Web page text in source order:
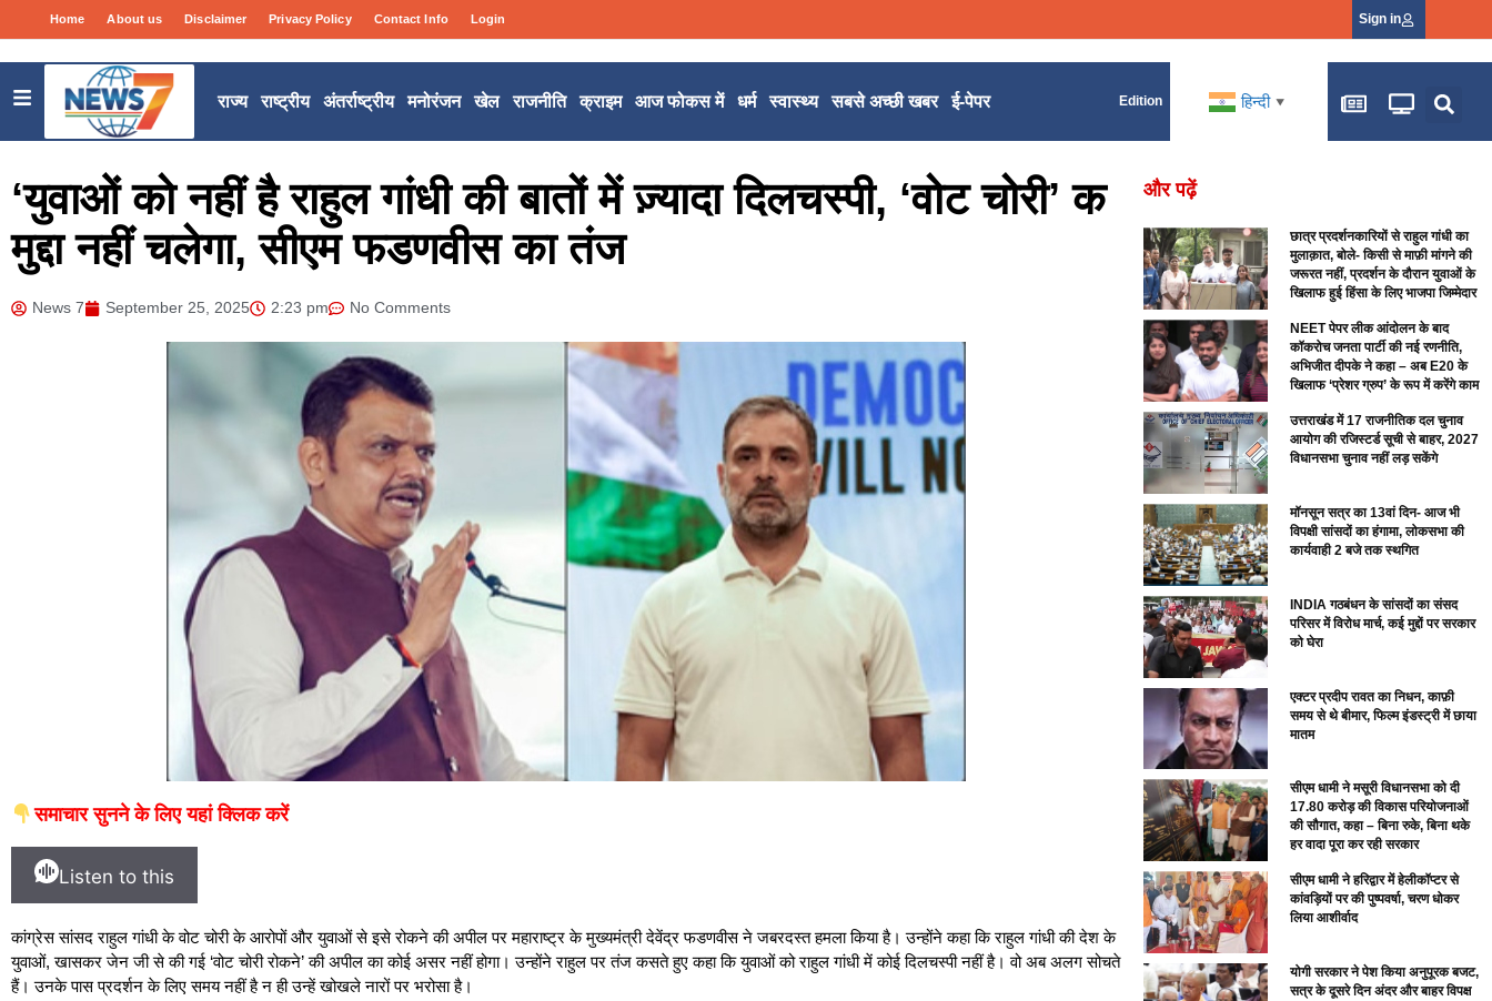
Home About us Disclaimer Privacy Policy Contact Info Login Sign in
राज्य राष्ट्रीय अंतर्राष्ट्रीय मनोरंजन खेल राजनीति क्राइम आज फोकस में धर्म स्वास्थ्य सबसे अच्छी खबर ई-पेपर Edition हिन्दी ▼
‘युवाओं को नहीं है राहुल गांधी की बातों में ज़्यादा दिलचस्पी, ‘वोट चोरी’ क
मुद्दा नहीं चलेगा, सीएम फडणवीस का तंज
News 7 September 25, 2025 2:23 pm No Comments
समाचार सुनने के लिए यहां क्लिक करें
Listen to this
कांग्रेस सांसद राहुल गांधी के वोट चोरी के आरोपों और युवाओं से इसे रोकने की अपील पर महाराष्ट्र के मुख्यमंत्री देवेंद्र फडणवीस ने जबरदस्त हमला किया है। उन्होंने कहा कि राहुल गांधी की देश के
युवाओं, खासकर जेन जी से की गई ‘वोट चोरी रोकने’ की अपील का कोई असर नहीं होगा। उन्होंने राहुल पर तंज कसते हुए कहा कि युवाओं को राहुल गांधी में कोई दिलचस्पी नहीं है। वो अब अलग सोचते
हैं। उनके पास प्रदर्शन के लिए समय नहीं है न ही उन्हें खोखले नारों पर भरोसा है।
और पढ़ें
छात्र प्रदर्शनकारियों से राहुल गांधी का
मुलाक़ात, बोले- किसी से माफ़ी मांगने की
जरूरत नहीं, प्रदर्शन के दौरान युवाओं के
खिलाफ हुई हिंसा के लिए भाजपा जिम्मेदार
NEET पेपर लीक आंदोलन के बाद
कॉकरोच जनता पार्टी की नई रणनीति,
अभिजीत दीपके ने कहा – अब E20 के
खिलाफ ‘प्रेशर ग्रुप’ के रूप में करेंगे काम
उत्तराखंड में 17 राजनीतिक दल चुनाव
आयोग की रजिस्टर्ड सूची से बाहर, 2027
विधानसभा चुनाव नहीं लड़ सकेंगे
मॉनसून सत्र का 13वां दिन- आज भी
विपक्षी सांसदों का हंगामा, लोकसभा की
कार्यवाही 2 बजे तक स्थगित
INDIA गठबंधन के सांसदों का संसद
परिसर में विरोध मार्च, कई मुद्दों पर सरकार
को घेरा
एक्टर प्रदीप रावत का निधन, काफ़ी
समय से थे बीमार, फिल्म इंडस्ट्री में छाया
मातम
सीएम धामी ने मसूरी विधानसभा को दी
17.80 करोड़ की विकास परियोजनाओं
की सौगात, कहा – बिना रुके, बिना थके
हर वादा पूरा कर रही सरकार
सीएम धामी ने हरिद्वार में हेलीकॉप्टर से
कांवड़ियों पर की पुष्पवर्षा, चरण धोकर
लिया आशीर्वाद
योगी सरकार ने पेश किया अनुपूरक बजट,
सत्र के दूसरे दिन अंदर और बाहर विपक्ष